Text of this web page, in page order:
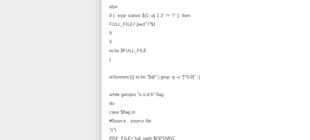
else
if [ `expr substr ${1:-a} 1 2` != "/" ]; then
FULL_FILE=`pwd`"/"$1
fi
fi
echo $FULL_FILE
}
isNumeric(){ echo "$@" | grep -q -v "[^0-9]" ;}
while getopts "s:o:d:h" flag
do
case $flag in
#Source : source file
"s")
PDF_FILE=`full_path $OPTARG`